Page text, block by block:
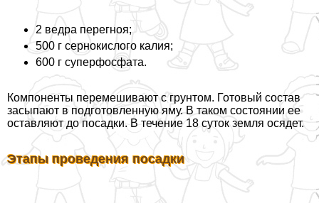
2 ведра перегноя;
500 г сернокислого калия;
600 г суперфосфата.
Компоненты перемешивают с грунтом. Готовый состав
засыпают в подготовленную яму. В таком состоянии ее
оставляют до посадки. В течение 18 суток земля осядет.
Этапы проведения посадки